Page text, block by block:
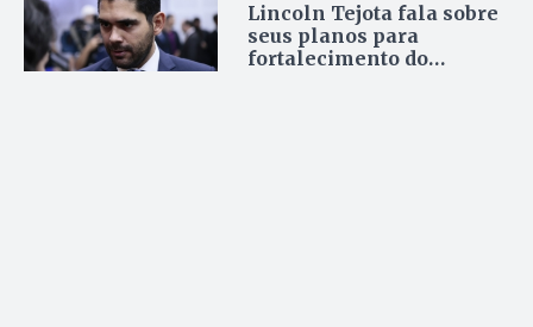
Lincoln Tejota fala sobre
seus planos para
fortalecimento do